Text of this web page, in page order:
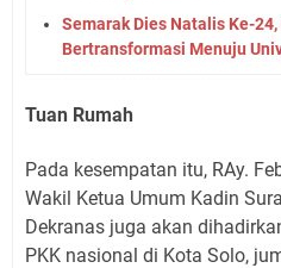
Semarak Dies Natalis Ke-
Bertransformasi Menuju
Tuan Rumah
Pada kesempatan itu, RAy.
Wakil Ketua Umum Kadin
Dekranas juga akan
PKK nasional di Kota Solo,